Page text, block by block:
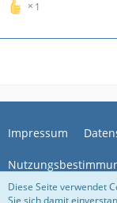
1
Impressum
Diese Seite verwendet
Sie sich damit